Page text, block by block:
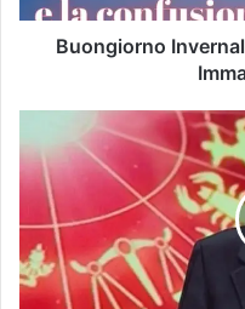
Buongiorno